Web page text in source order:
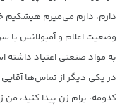
دارم، دارم می‌میرم هیشکیم
وضعیت اعلام و آمبولانس با
به مواد صنعتی اعتیاد
در یکی دیگر از تماس‌ها
کدومه، برام زن پیدا کنید،